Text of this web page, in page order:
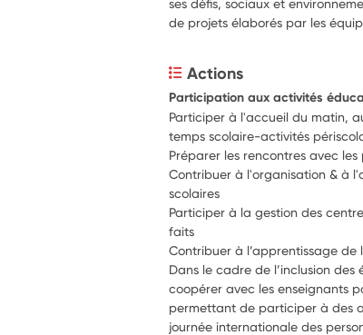
ses défis, sociaux et
de projets élaborés par les
Actions
Participation aux activités
Participer à l'accueil du matin,
temps scolaire-activités
Préparer les rencontres avec les
Contribuer à l'organisation & à
Participer à la gestion des
faits
Dans le cadre de l’inclusion
coopérer avec les enseignants
permettant de participer à des
journée internationale des